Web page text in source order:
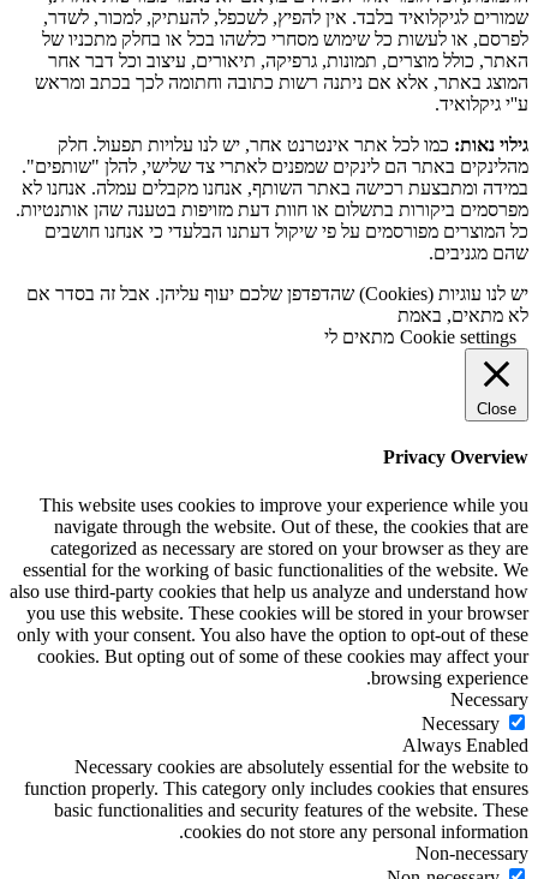
שמורים לגיקלואיד בלבד. אין להפיץ, לשכפל, להעתיק, למכור, לשדר,
לפרסם, או לעשות כל שימוש מסחרי כלשהו בכל או בחלק מתכניו של
האתר, כולל מוצרים, תמונות, גרפיקה, תיאורים, עיצוב וכל דבר אחר
המוצג באתר, אלא אם ניתנה רשות כתובה וחתומה לכך בכתב ומראש
ע''י גיקלואיד.
גילוי נאות: כמו לכל אתר אינטרנט אחר, יש לנו עלויות תפעול. חלק
מהלינקים באתר הם לינקים שמפנים לאתרי צד שלישי, להלן "שותפים".
במידה ומתבצעת רכישה באתר השותף, אנחנו מקבלים עמלה. אנחנו לא
מפרסמים ביקורות בתשלום או חוות דעת מזויפות בטענה שהן אותנטיות.
כל המוצרים מפורסמים על פי שיקול דעתנו הבלעדי כי אנחנו חושבים
שהם מגניבים.
יש לנו עוגיות (Cookies) שהדפדפן שלכם יעוף עליהן. אבל זה בסדר אם
לא מתאים, באמת
Cookie settings מתאים לי
Close
Privacy Overview
This website uses cookies to improve your experience while you
navigate through the website. Out of these, the cookies that are
categorized as necessary are stored on your browser as they are
essential for the working of basic functionalities of the website. We
also use third-party cookies that help us analyze and understand how
you use this website. These cookies will be stored in your browser
only with your consent. You also have the option to opt-out of these
cookies. But opting out of some of these cookies may affect your
browsing experience.
Necessary
Necessary
Always Enabled
Necessary cookies are absolutely essential for the website to
function properly. This category only includes cookies that ensures
basic functionalities and security features of the website. These
cookies do not store any personal information.
Non-necessary